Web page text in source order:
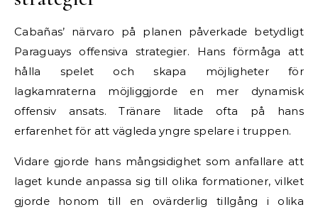
Cabañas’ närvaro på planen påverkade betydligt
Paraguays offensiva strategier. Hans förmåga att
hålla spelet och skapa möjligheter för
lagkamraterna möjliggjorde en mer dynamisk
offensiv ansats. Tränare litade ofta på hans
erfarenhet för att vägleda yngre spelare i truppen.
Vidare gjorde hans mångsidighet som anfallare att
laget kunde anpassa sig till olika formationer, vilket
gjorde honom till en ovärderlig tillgång i olika